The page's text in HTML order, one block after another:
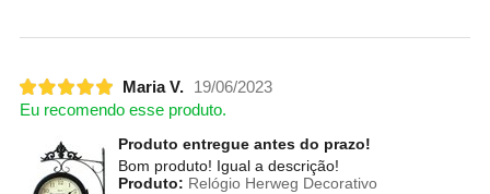
Maria V.
19/06/2023
Eu recomendo esse produto.
Produto entregue antes do prazo!
Bom produto! Igual a descrição!
Produto: Relógio Herweg Decorativo